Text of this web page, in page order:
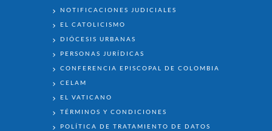
NOTIFICACIONES JUDICIALES
EL CATOLICISMO
DIÓCESIS URBANAS
PERSONAS JURÍDICAS
CONFERENCIA EPISCOPAL DE COLOMBIA
CELAM
EL VATICANO
TÉRMINOS Y CONDICIONES
POLÍTICA DE TRATAMIENTO DE DATOS